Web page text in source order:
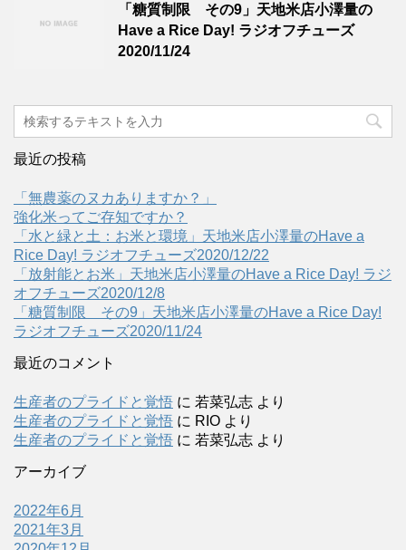
「糖質制限 その9」天地米店小澤量の
Have a Rice Day! ラジオフチューズ
2020/11/24
最近の投稿
「無農薬のヌカありますか？」
強化米ってご存知ですか？
「水と緑と土：お米と環境」天地米店小澤量のHave a
Rice Day! ラジオフチューズ2020/12/22
「放射能とお米」天地米店小澤量のHave a Rice Day! ラジ
オフチューズ2020/12/8
「糖質制限 その9」天地米店小澤量のHave a Rice Day!
ラジオフチューズ2020/11/24
最近のコメント
生産者のプライドと覚悟 に 若菜弘志 より
生産者のプライドと覚悟 に RIO より
生産者のプライドと覚悟 に 若菜弘志 より
アーカイブ
2022年6月
2021年3月